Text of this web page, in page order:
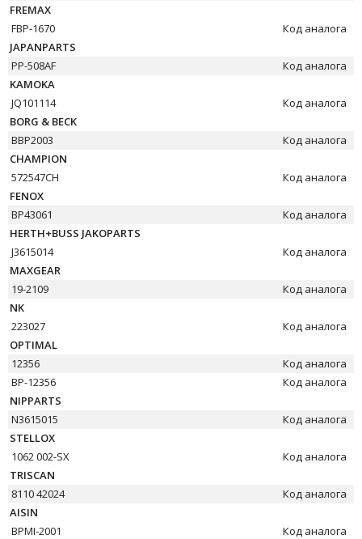
FREMAX
FBP-1670
Код аналога
JAPANPARTS
PP-508AF
Код аналога
KAMOKA
JQ101114
Код аналога
BORG & BECK
BBP2003
Код аналога
CHAMPION
572547CH
Код аналога
FENOX
BP43061
Код аналога
HERTH+BUSS JAKOPARTS
J3615014
Код аналога
MAXGEAR
19-2109
Код аналога
NK
223027
Код аналога
OPTIMAL
12356
Код аналога
BP-12356
Код аналога
NIPPARTS
N3615015
Код аналога
STELLOX
1062 002-SX
Код аналога
TRISCAN
8110 42024
Код аналога
AISIN
BPMI-2001
Код аналога